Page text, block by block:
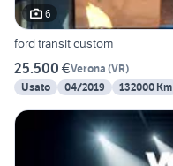
6
ford transit custom
25.500 €Verona (VR)
Usato
04/2019 132000 Km